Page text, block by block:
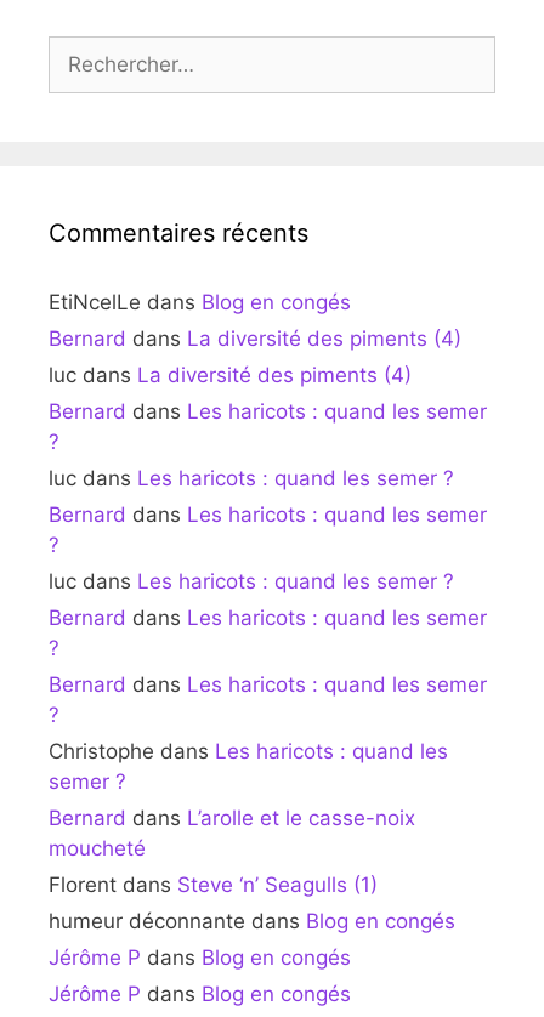
Rechercher :
Commentaires récents
EtiNcelLe dans Blog en congés
Bernard dans La diversité des piments (4)
luc dans La diversité des piments (4)
Bernard dans Les haricots : quand les semer
?
luc dans Les haricots : quand les semer ?
Bernard dans Les haricots : quand les semer
?
luc dans Les haricots : quand les semer ?
Bernard dans Les haricots : quand les semer
?
Bernard dans Les haricots : quand les semer
?
Christophe dans Les haricots : quand les
semer ?
Bernard dans L’arolle et le casse-noix
moucheté
Florent dans Steve ‘n’ Seagulls (1)
humeur déconnante dans Blog en congés
Jérôme P dans Blog en congés
Jérôme P dans Blog en congés